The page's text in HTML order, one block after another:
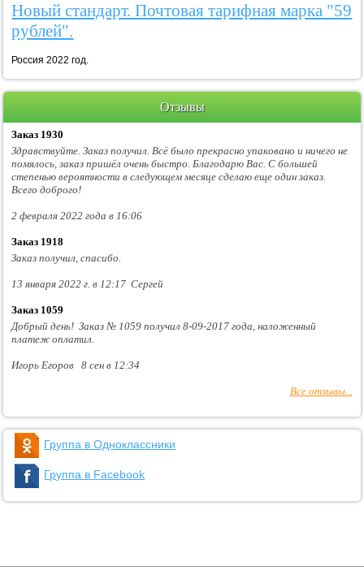
Новый стандарт. Почтовая тарифная марка "59
рублей".
Россия 2022 год.
Отзывы
Заказ 1930
Здравствуйте. Заказ получил. Всё было прекрасно упаковано и ничего не
помялось, заказ пришёл очень быстро. Благодарю Вас. С большей
степенью вероятности в следующем месяце сделаю еще один заказ.
Всего доброго!
2 февраля 2022 года в 16:06
Заказ 1918
Заказ получил, спасибо.
13 января 2022 г. в 12:17 Сергей
Заказ 1059
Добрый день! Заказ № 1059 получил 8-09-2017 года, наложенный
платеж оплатил.
Игорь Егоров 8 сен в 12:34
Все отзывы...
Группа в Одноклассники
Группа в Facebook